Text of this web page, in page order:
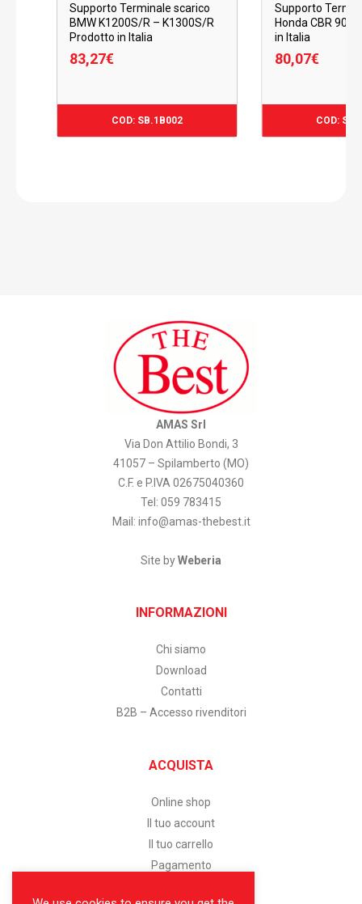
Supporto Terminale scarico
BMW K1200S/R – K1300S/R
Prodotto in Italia
83,27€
COD: SB.1B002
€
Supporto
Honda CBR 900
in Italia
80,07€
COD:
€
AMAS Srl
Via Don Attilio Bondi, 3
41057 – Spilamberto (MO)
C.F. e P.IVA 02675040360
Tel: 059 783415
Mail: info@amas-thebest.it
Site byWeberia
INFORMAZIONI
Chi siamo
Download
Contatti
B2B – Accesso rivenditori
ACQUISTA
Online shop
Il tuo account
Il tuo carrello
Pagamento